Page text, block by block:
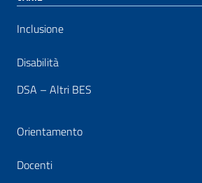
Inclusione
Disabilità
DSA – Altri BES
Orientamento
Docenti